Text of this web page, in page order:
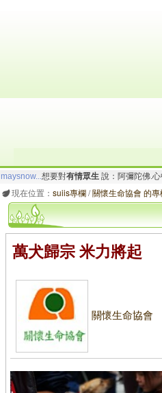
maysnow... 想要對有情眾生 說：阿彌陀佛.
玲瓏虹
想要對 有情眾生說：阿彌陀佛.一切
現在位置： suiis專欄/關懷生命協會 的專
萬犬歸宗 米力將起
關懷生命協會